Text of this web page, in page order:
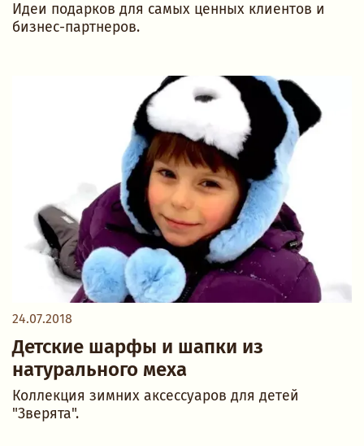
Идеи подарков для самых ценных клиентов и
бизнес-партнеров.
24.07.2018
Детские шарфы и шапки из
натурального меха
Коллекция зимних аксессуаров для детей
"Зверята".